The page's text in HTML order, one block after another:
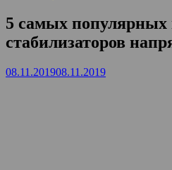
5 самых популярных
стабилизаторов
08.11.201908.11.2019